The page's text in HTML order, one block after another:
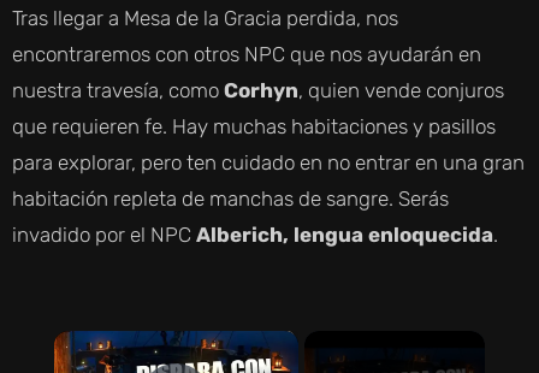
Tras llegar a Mesa de la Gracia perdida, nos
encontraremos con otros NPC que nos ayudarán en
nuestra travesía, como Corhyn, quien vende conjuros
que requieren fe. Hay muchas habitaciones y pasillos
para explorar, pero ten cuidado en no entrar en una gran
habitación repleta de manchas de sangre. Serás
invadido por el NPC Alberich, lengua enloquecida.
×